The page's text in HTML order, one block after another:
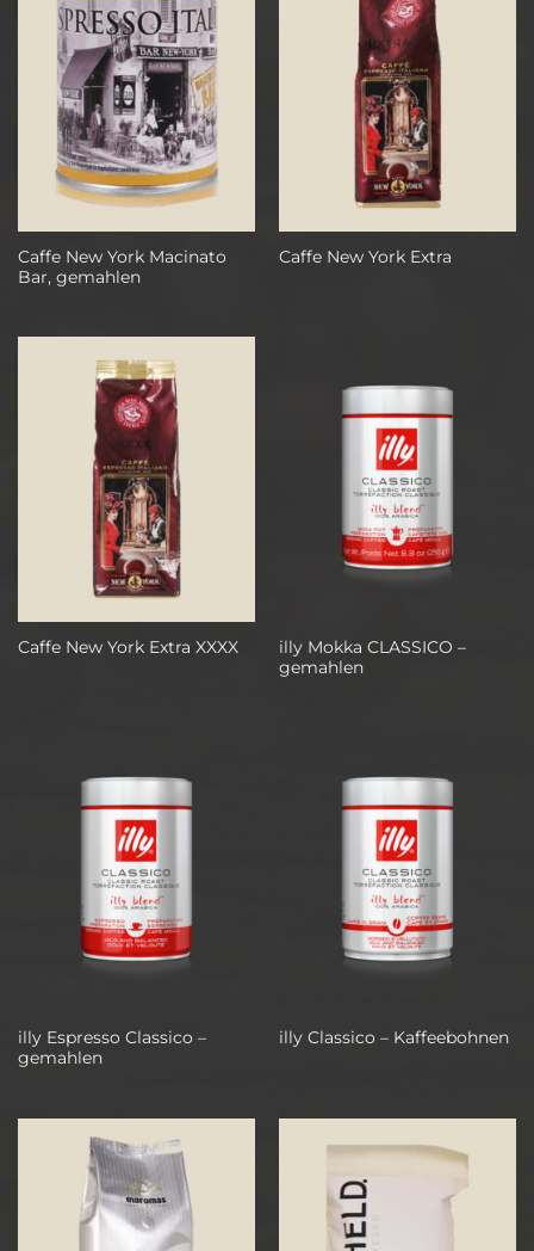
Caffe New York Macinato
Bar, gemahlen
Caffe New York Extra
Caffe New York Extra XXXX
illy Mokka CLASSICO –
gemahlen
illy Espresso Classico –
gemahlen
illy Classico – Kaffeebohnen